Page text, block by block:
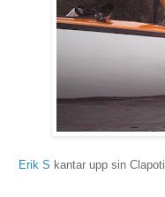
Erik S kantar upp sin